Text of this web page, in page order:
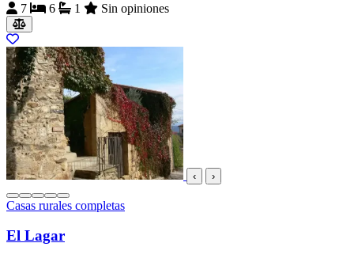
7
6 1 Sin opiniones
‹ ›
Casas rurales completas
El Lagar